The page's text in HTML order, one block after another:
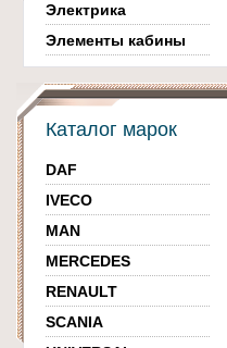
Электрика
Элементы кабины
Каталог марок
DAF
IVECO
MAN
MERCEDES
RENAULT
SCANIA